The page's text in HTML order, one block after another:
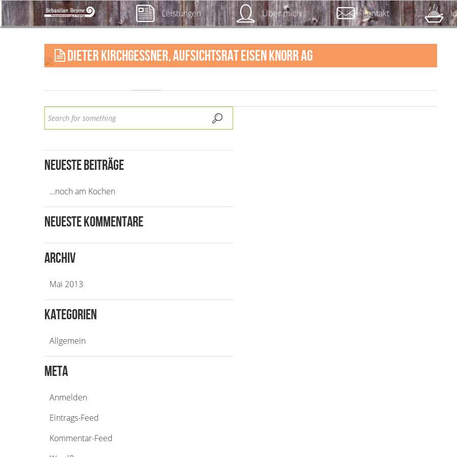
Leistungen Über mich Kontakt
Dieter Kirchgeßner, Aufsichtsrat Eisen Knorr AG
Neueste Beiträge
…noch am Kochen
Neueste Kommentare
Archiv
Mai 2013
Kategorien
Allgemein
Meta
Anmelden
Eintrags-Feed
Kommentar-Feed